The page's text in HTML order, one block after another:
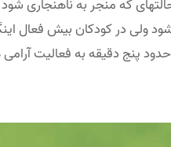
ولی در کودکان بیش فعال
حدود پنج دقیقه به فعالیت